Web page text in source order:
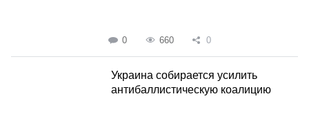
0 660 0
Украина собирается усилить
антибаллистическую коалицию